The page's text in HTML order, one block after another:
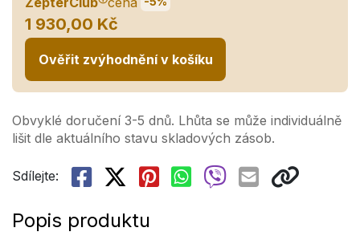
1 930,00 Kč
Ověřit zvýhodnění v košíku
Obvyklé doručení 3-5 dnů. Lhůta se může individuálně
lišit dle aktuálního stavu skladových zásob.
Sdílejte:
Popis produktu